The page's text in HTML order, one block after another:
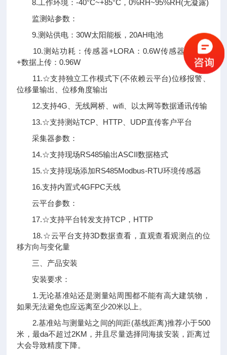
8.工作环境：-40°C~+85°C，0%RH~95%RH(无凝露)
监测站参数：
9.测站供电：30W太阳能板，20AH电池
10.测站功耗：传感器+LORA：0.6W传感器+LORA
+数据上传：0.96W
11.☆支持独立工作模式下(不依赖云平台)位移报警、
位移量输出、位移角度输出
12.支持4G、无线网桥、wifi、以太网等数据通讯传输
13.☆支持测站TCP、HTTP、UDP直传客户平台
采集器参数：
14.☆支持现场RS485输出ASCII数据格式
15.☆支持现场添加RS485Modbus-RTU环境传感器
16.支持内置式4GFPC天线
云平台参数：
17.☆支持平台转发支持TCP，HTTP
18.☆云平台支持3D数据查看，直观查看观测点的位
移方向与变化量
三、产品安装
安装要求：
1.无论基准站还是测量站周围都不能有高大建筑物，
如果无法避免也应远离至少20米以上。
2.基准站与测量站之间的间距(基线距离)推荐小于500
米，最da不超过2KM，并且尽量选择同海拔安装，距离过
大会导致精度下降。